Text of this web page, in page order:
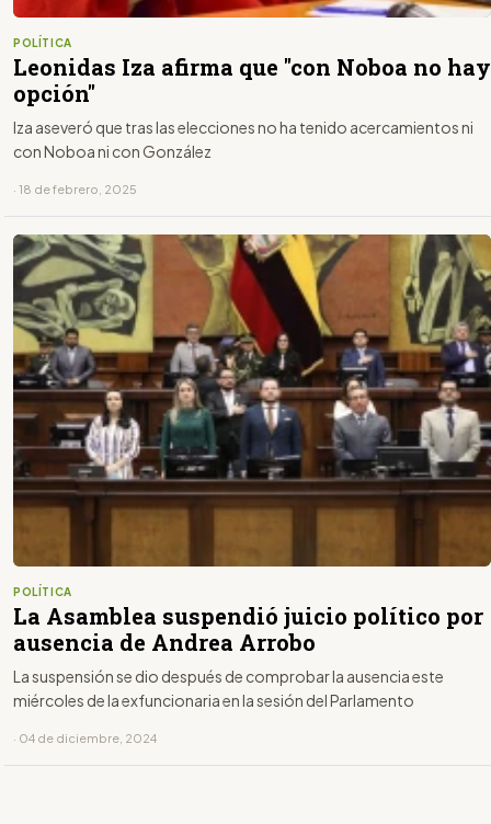
POLÍTICA
Leonidas Iza afirma que "con Noboa no hay
opción"
Iza aseveró que tras las elecciones no ha tenido acercamientos ni
con Noboa ni con González
· 18 de febrero, 2025
POLÍTICA
La Asamblea suspendió juicio político por
ausencia de Andrea Arrobo
La suspensión se dio después de comprobar la ausencia este
miércoles de la exfuncionaria en la sesión del Parlamento
· 04 de diciembre, 2024